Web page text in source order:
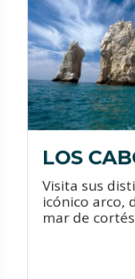
LOS
Visita sus
icónico arco,
mar de
Visita el Arco
una de las
entre dos
desde las
vida
permitan el